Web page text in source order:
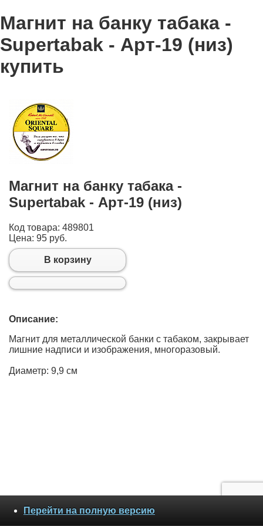
Магнит на банку табака -
Supertabak - Арт-19 (низ)
купить
Магнит на банку табака -
Supertabak - Арт-19 (низ)
Код товара: 489801
Цена: 95 руб.
В корзину
Описание:
Магнит для металлической банки с табаком, закрывает
лишние надписи и изображения, многоразовый.
Диаметр: 9,9 см
Перейти на полную версию